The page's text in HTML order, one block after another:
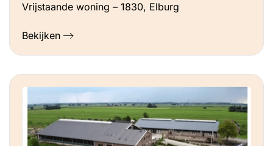
Vrijstaande woning – 1830, Elburg
Bekijken